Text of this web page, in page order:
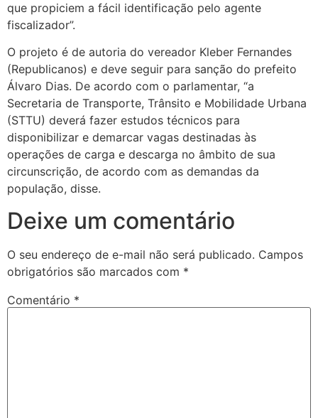
que propiciem a fácil identificação pelo agente
fiscalizador”.
O projeto é de autoria do vereador Kleber Fernandes
(Republicanos) e deve seguir para sanção do prefeito
Álvaro Dias. De acordo com o parlamentar, “a
Secretaria de Transporte, Trânsito e Mobilidade Urbana
(STTU) deverá fazer estudos técnicos para
disponibilizar e demarcar vagas destinadas às
operações de carga e descarga no âmbito de sua
circunscrição, de acordo com as demandas da
população, disse.
Deixe um comentário
O seu endereço de e-mail não será publicado. Campos
obrigatórios são marcados com *
Comentário *